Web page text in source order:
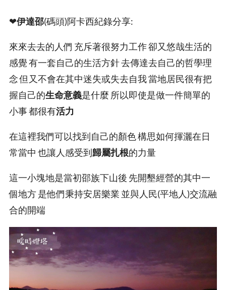
❤伊達邵(碼頭)阿卡西紀錄分享:
來來去去的人們 充斥著很努力工作 卻又悠哉生活的
感覺 有一套自己的生活方針 去傳達去自己的哲學理
念 但又不會在其中迷失或失去自我 當地居民很有把
握自己的生命意義是什麼 所以即使是做一件簡單的
小事 都很有活力
在這裡我們可以找到自己的顏色 構思如何揮灑在日
常當中 也讓人感受到歸屬扎根的力量
這一小塊地是當初邵族下山後 先開墾經營的其中一
個地方 是他們秉持安居樂業 並與人民(平地人)交流融
合的開端